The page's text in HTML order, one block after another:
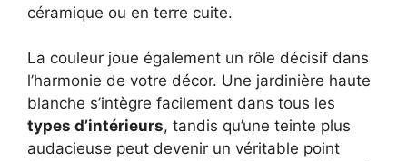
céramique ou en terre cuite.
La couleur joue également un rôle décisif dans
l’harmonie de votre décor. Une jardinière haute
blanche s’intègre facilement dans tous les
types d’intérieurs, tandis qu’une teinte plus
audacieuse peut devenir un véritable point